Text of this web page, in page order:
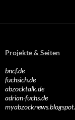
Projekte & Seiten
bncf.de
fuchsich.de
abzocktalk.de
adrian-fuchs.de